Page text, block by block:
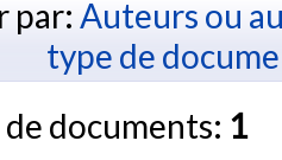
par: Auteurs ou
type de
documents: 1